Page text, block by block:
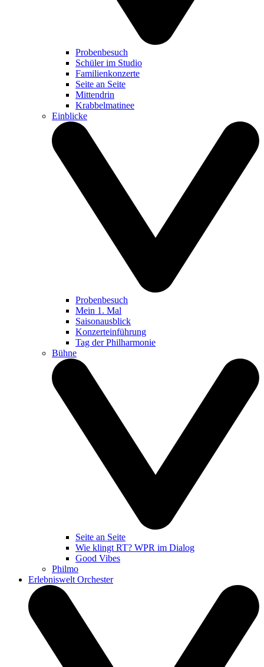
Probenbesuch
Schüler im Studio
Familienkonzerte
Seite an Seite
Mittendrin
Krabbelmatinee
Einblicke
Probenbesuch
Mein 1. Mal
Saisonausblick
Konzerteinführung
Tag der Philharmonie
Bühne
Seite an Seite
Wie klingt RT? WPR im Dialog
Good Vibes
Philmo
Erlebniswelt Orchester